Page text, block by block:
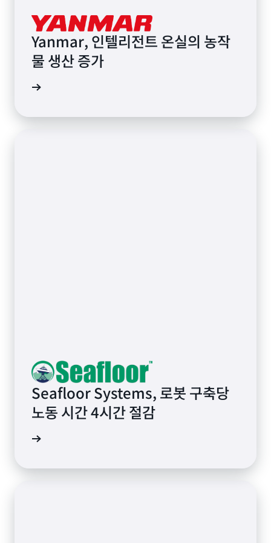
Yanmar, 인텔리전트 온실의 농작
물 생산 증가
Seafloor Systems, 로봇 구축당
노동 시간 4시간 절감